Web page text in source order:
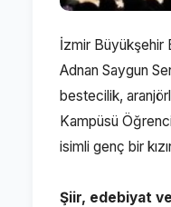
İzmir Büyükşehir
Adnan Saygun
bestecilik,
Kampüsü
isimli genç bir
Şiir, edebiyat